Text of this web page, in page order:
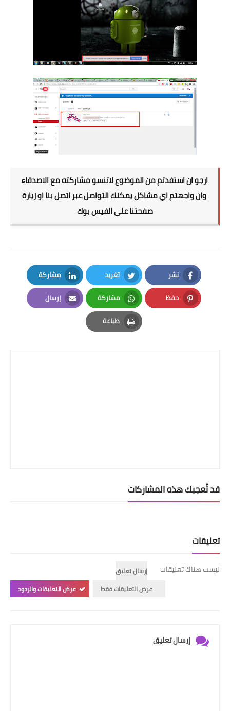
ارجو ان استفدتم من الموضوع لاتنسو مشاركته مع الاصدقاء
وان واجهتم اي مشاكل يمكنك التواصل عبر اتصل بنا او زيارة
صفحتنا على الفيس بوك
نشر
Facebook
تغريد
Twitter
مشاركة
LinkedIn
حفظ
Pinterest
مشاركة
Whatsapp
إرسال
Email
طباعة
Print
قد تُعجبك هذه المشاركات
تعليقات
ليست هناك تعليقات
إرسال تعليق
عرض التعليقات فقط
عرض التعليقات والردود
إرسال تعليق